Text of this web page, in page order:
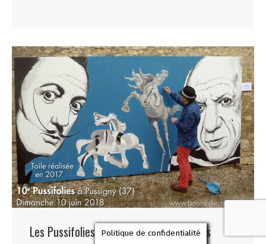
Les Pussifolies : 10e concours de grands
Politique de confidentialité